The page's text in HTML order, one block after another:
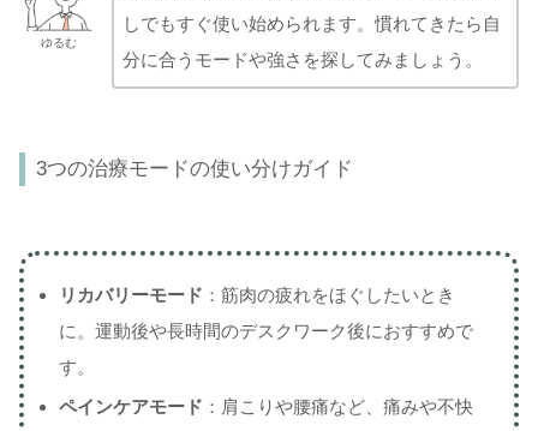
ゆるむ
しでもすぐ使い始められます。慣れてきたら自
分に合うモードや強さを探してみましょう。
3つの治療モードの使い分けガイド
リカバリーモード ：筋肉の疲れをほぐしたいとき
に。運動後や長時間のデスクワーク後におすすめで
す。
ペインケアモード ：肩こりや腰痛など、痛みや不快